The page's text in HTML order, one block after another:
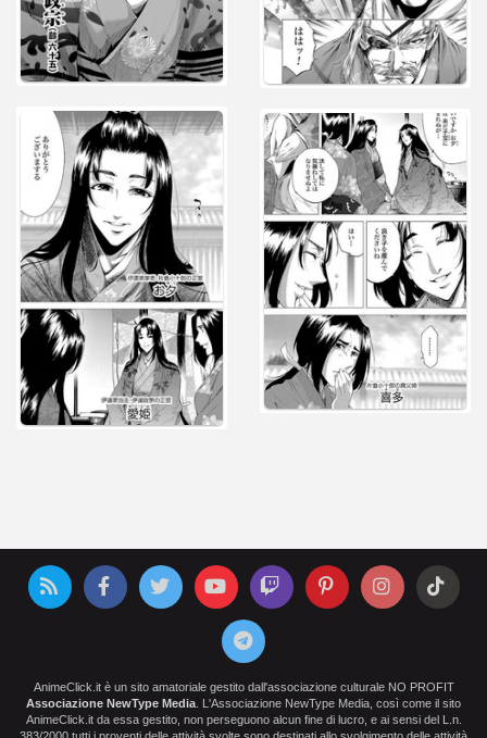
AnimeClick.it è un sito amatoriale gestito dall'associazione culturale NO PROFIT
Associazione NewType Media . L'Associazione NewType Media, così come il sito
AnimeClick.it da essa gestito, non perseguono alcun fine di lucro, e ai sensi del L.n.